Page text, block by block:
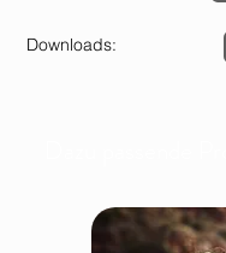
Downloads: